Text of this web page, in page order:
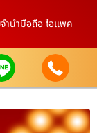
ำนำมือถือ ไอแพค